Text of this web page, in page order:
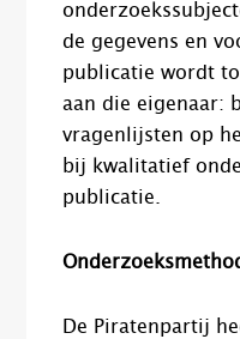
de gegevens en
publicatie wordt
aan die eigenaar:
vragenlijsten op
bij kwalitatief
publicatie.
De Piratenpartij